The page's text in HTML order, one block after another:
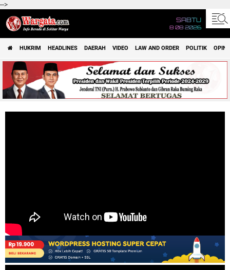
-->
SABTU
8 08 2026
HUKRIM HEADLINES DAERAH VIDEO LAW AND ORDER POLITIK OPINI